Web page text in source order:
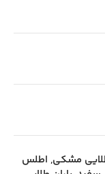
مشکی, اطلس